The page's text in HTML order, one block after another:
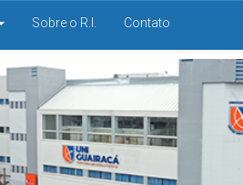
Sobre o R.I. Contato